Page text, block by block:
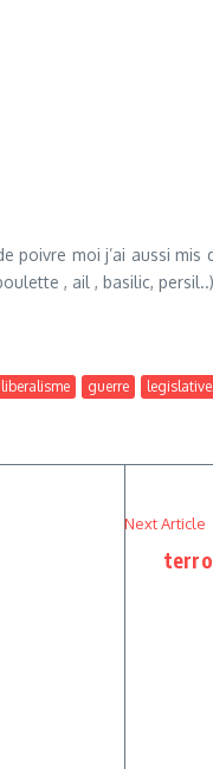
moi j’ai aussi mis
, ail , basilic,
guerre
Next Article